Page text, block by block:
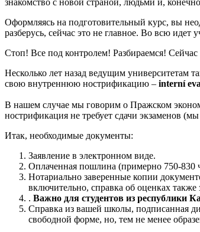
знакомство с новой страной, людьми и,
Оформляясь на подготовительный курс, вы
разберусь, сейчас это не главное. Во всю
Стоп! Все под контролем! Разбираемся!
Несколько лет назад ведущим университетам
свою внутреннюю нострификацию – interní
В нашем случае мы говорим о Пражском
нострификация не требует сдачи экзаменов (мы
Итак, необходимые документы:
Заявление в электронном виде.
Оплаченная пошлина (примерно 750-830
Нотариально заверенные копии
включительно, справка об оценках также
. Важно для студентов из республики
Справка из вашей школы, подписанная
свободной форме, но, тем не менее